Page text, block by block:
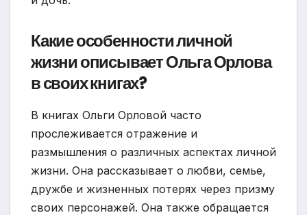
Какие особенности личной
жизни описывает Ольга Орлова
в своих книгах?
В книгах Ольги Орловой часто
прослеживается отражение и
размышления о различных аспектах личной
жизни. Она рассказывает о любви, семье,
дружбе и жизненных потерях через призму
своих персонажей. Она также обращается